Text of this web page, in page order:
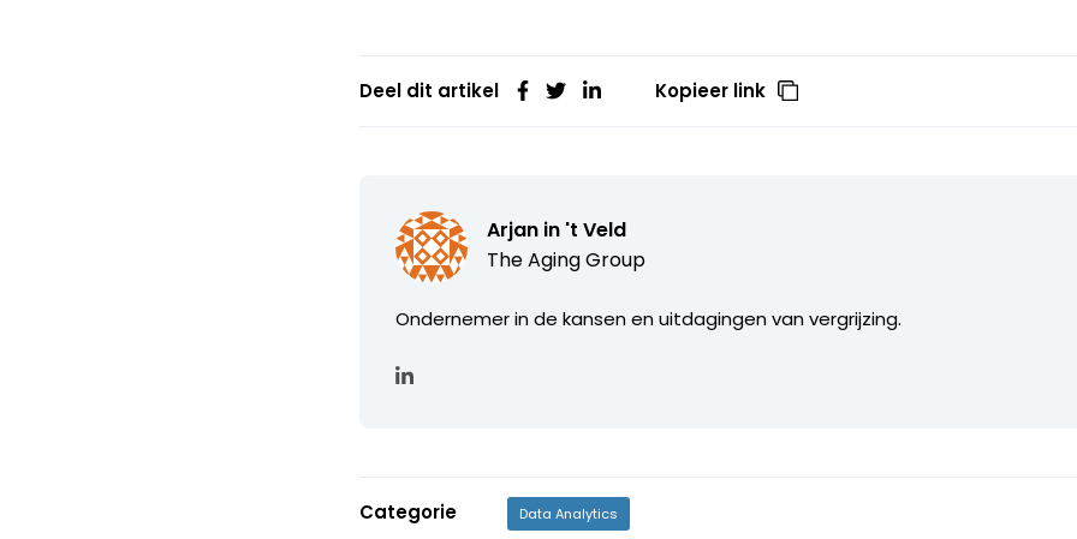
Deel dit artikel Kopieer link
Arjan in 't Veld
The Aging Group
Ondernemer in de kansen en uitdagingen van vergrijzing.
Categorie Data Analytics